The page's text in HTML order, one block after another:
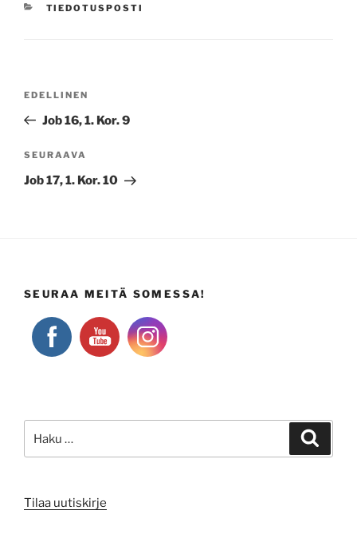
KATEGORIAT
TIEDOTUSPOSTI
Edellinen
artikkeli
EDELLINEN
Job 16, 1. Kor. 9
Seuraava
artikkeli
SEURAAVA
Job 17, 1. Kor. 10
SEURAA MEITÄ SOMESSA!
Tilaa uutiskirje